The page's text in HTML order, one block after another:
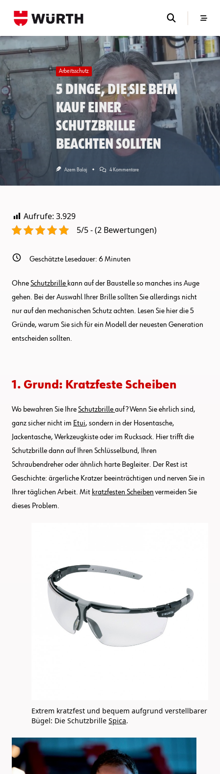
Arbeitsschutz
5 Dinge, die Sie beim
Kauf einer
Schutzbrille
beachten sollten
Azem Balaj 4 KommentareZu
Schutzbrille
Beachten
Aufrufe: 3.929
5/5 - (2 Bewertungen)
Geschätzte Lesedauer: 6Minuten
OhneSchutzbrille kann auf der Baustelle so manches ins Auge
gehen. Bei der Auswahl Ihrer Brille sollten Sie allerdings nicht
nur auf den mechanischen Schutz achten. Lesen Sie hier die 5
Gründe, warum Sie sich für ein Modell der neuesten Generation
entscheiden sollten.
1. Grund: Kratzfeste Scheiben
Wo bewahren Sie IhreSchutzbrilleauf? Wenn Sie ehrlich sind,
ganz sicher nicht im Etui, sondern in der Hosentasche,
Jackentasche, Werkzeugkiste oder im Rucksack. Hier trifft die
Schutzbrille dann auf Ihren Schlüsselbund, Ihren
Schraubendreher oder ähnlich harte Begleiter. Der Rest ist
Geschichte: ärgerliche Kratzer beeinträchtigen und nerven Sie in
Ihrer täglichen Arbeit. Mit kratzfesten Scheiben vermeiden Sie
dieses Problem.
Extrem kratzfest und bequem aufgrund verstellbarer
Bügel: Die Schutzbrille Spica.